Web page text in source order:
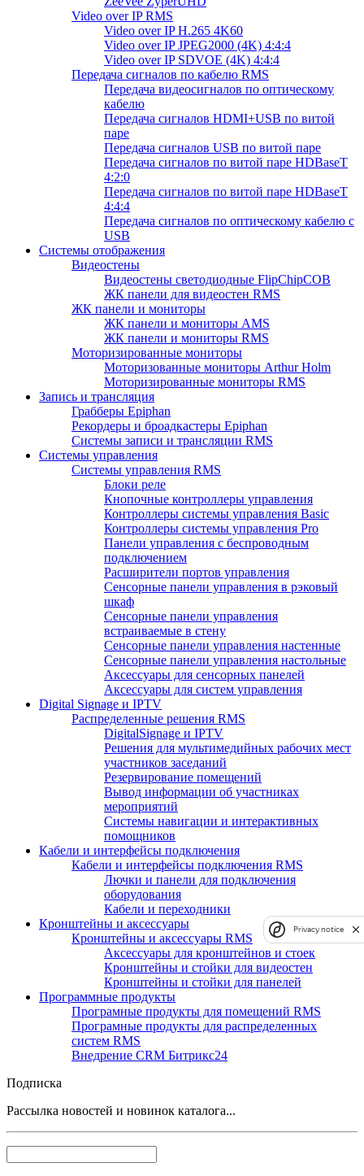
Video over IP RMS
Video over IP H.265 4K60
Video over IP JPEG2000 (4K) 4:4:4
Video over IP SDVOE (4K) 4:4:4
Передача сигналов по кабелю RMS
Передача видеосигналов по оптическому
кабелю
Передача сигналов HDMI+USB по витой
паре
Передача сигналов USB по витой паре
Передача сигналов по витой паре HDBaseT
4:2:0
Передача сигналов по витой паре HDBaseT
4:4:4
Передача сигналов по оптическому кабелю с
USB
Системы отображения
Видеостены
Видеостены светодиодные FlipChipCOB
ЖК панели для видеостен RMS
ЖК панели и мониторы
ЖК панели и мониторы AMS
ЖК панели и мониторы RMS
Моторизированные мониторы
Моторизованные мониторы Arthur Holm
Моторизированные мониторы RMS
Запись и трансляция
Грабберы Epiphan
Рекордеры и броадкастеры Epiphan
Системы записи и трансляции RMS
Системы управления
Системы управления RMS
Блоки реле
Кнопочные контроллеры управления
Контроллеры системы управления Basic
Контроллеры системы управления Pro
Панели управления с беспроводным
подключением
Расширители портов управления
Сенсорные панели управления в рэковый
шкаф
Сенсорные панели управления
встраиваемые в стену
Сенсорные панели управления настенные
Сенсорные панели управления настольные
Аксессуары для сенсорных панелей
Аксессуары для систем управления
Digital Signage и IPTV
Распределенные решения RMS
DigitalSignage и IPTV
Решения для мультимедийных рабочих мест
участников заседаний
Резервирование помещений
Вывод информации об участниках
мероприятий
Системы навигации и интерактивных
помощников
Кабели и интерфейсы подключения
Кабели и интерфейсы подключения RMS
Лючки и панели для подключения
оборудования
Кабели и переходники
Кронштейны и аксессуары
Кронштейны и аксессуары RMS
Аксессуары для кронштейнов и стоек
Кронштейны и стойки для видеостен
Кронштейны и стойки для панелей
Программные продукты
Програмные продукты для помещений RMS
Програмные продукты для распределенных
систем RMS
Внедрение CRM Битрикс24
Подписка
Рассылка новостей и новинок каталога...
Privacy notice